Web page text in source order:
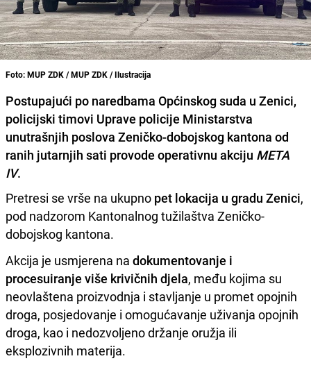
Foto: MUP ZDK / MUP ZDK / Ilustracija
Postupajući po naredbama Općinskog suda u Zenici,
policijski timovi Uprave policije Ministarstva
unutrašnjih poslova Zeničko-dobojskog kantona od
ranih jutarnjih sati provode operativnu akciju META
IV.
Pretresi se vrše na ukupno pet lokacija u gradu Zenici,
pod nadzorom Kantonalnog tužilaštva Zeničko-
dobojskog kantona.
Akcija je usmjerena na dokumentovanje i
procesuiranje više krivičnih djela, među kojima su
neovlaštena proizvodnja i stavljanje u promet opojnih
droga, posjedovanje i omogućavanje uživanja opojnih
droga, kao i nedozvoljeno držanje oružja ili
eksplozivnih materija.